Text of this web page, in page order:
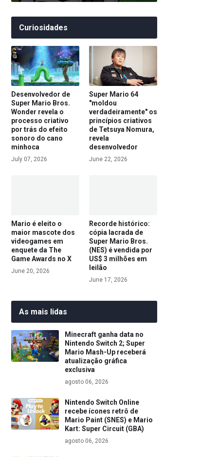
Curiosidades
Desenvolvedor de
Super Mario Bros.
Wonder revela o
processo criativo
por trás do efeito
sonoro do cano
minhoca
July 07, 2026
Super Mario 64
"moldou
verdadeiramente" os
princípios criativos
de Tetsuya Nomura,
revela
desenvolvedor
June 22, 2026
Mario é eleito o
maior mascote dos
videogames em
enquete da The
Game Awards no X
June 20, 2026
Recorde histórico:
cópia lacrada de
Super Mario Bros.
(NES) é vendida por
US$ 3 milhões em
leilão
June 17, 2026
As mais lidas
Minecraft ganha data no
Nintendo Switch 2; Super
Mario Mash-Up receberá
atualização gráfica
exclusiva
agosto 06, 2026
Nintendo Switch Online
recebe ícones retrô de
Mario Paint (SNES) e Mario
Kart: Super Circuit (GBA)
agosto 06, 2026